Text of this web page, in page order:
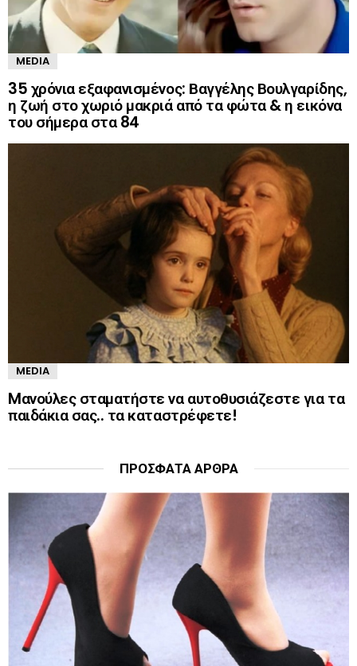
MEDIA
35 χρόνια εξαφανισμένος: Βαγγέλης Βουλγαρίδης,
η ζωή στο χωριό μακριά από τα φώτα & η εικόνα
του σήμερα στα 84
MEDIA
Mανούλες σταματήστε να αυτοθυσιάζεστε για τα
παιδάκια σας.. τα καταστρέφετε!
ΠΡΌΣΦΑΤΑ ΆΡΘΡΑ